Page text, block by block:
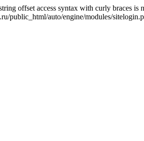
offset access syntax with curly braces is
public_html/auto/engine/modules/